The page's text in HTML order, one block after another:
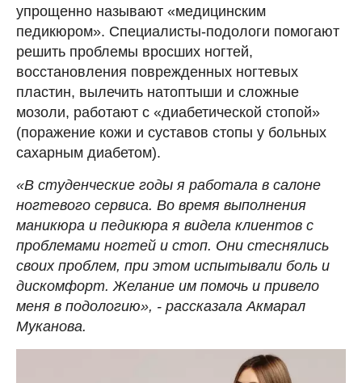
упрощенно называют «медицинским
педикюром». Специалисты-подологи помогают
решить проблемы вросших ногтей,
восстановления поврежденных ногтевых
пластин, вылечить натоптыши и сложные
мозоли, работают с «диабетической стопой»
(поражение кожи и суставов стопы у больных
сахарным диабетом).
«В студенческие годы я работала в салоне
ногтевого сервиса. Во время выполнения
маникюра и педикюра я видела клиентов с
проблемами ногтей и стоп. Они стеснялись
своих проблем, при этом испытывали боль и
дискомфорт. Желание им помочь и привело
меня в подологию», - рассказала Акмарал
Муканова.